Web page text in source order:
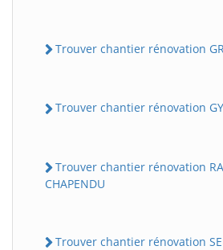
Trouver chantier rénovation
Trouver chantier rénovation GY
Trouver chantier rénovation
CHAPENDU
Trouver chantier rénovation